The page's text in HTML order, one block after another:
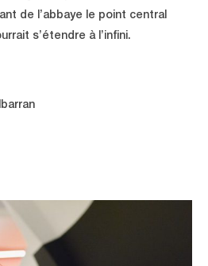
de l’abbaye le point central
s’étendre à l’infini.